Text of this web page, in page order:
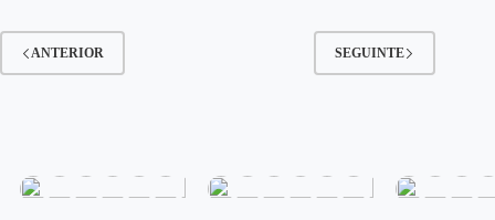
ANTERIOR SEGUINTE